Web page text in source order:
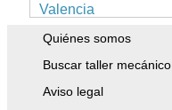
Valencia
Alicante
Sevilla
Málaga
Quiénes somos
Buscar taller mecánico
Aviso legal